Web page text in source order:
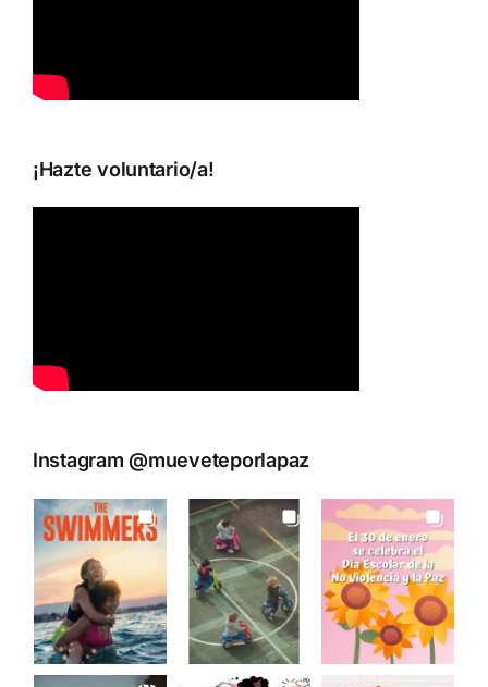
¡Hazte voluntario/a!
Instagram @mueveteporlapaz